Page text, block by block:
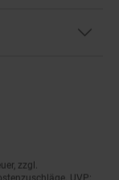
zzgl.
UVP: